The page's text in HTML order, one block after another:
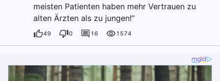
meisten Patienten haben mehr Vertrauen zu
alten Ärzten als zu jungen!“
49 0 16 1574